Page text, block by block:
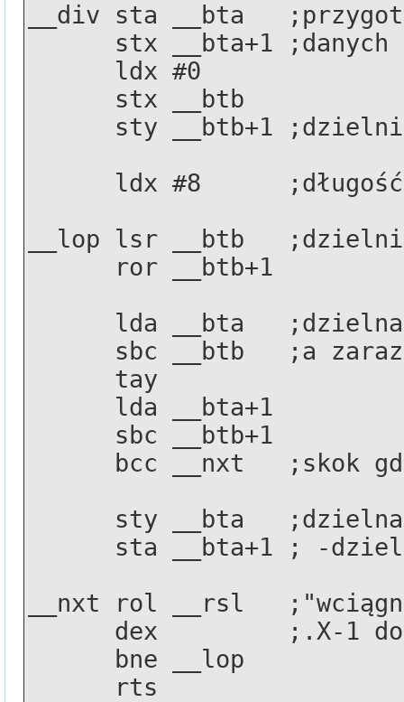
__div sta __bta
      stx __bta+1 ;danych
      ldx #0
      stx __btb
sty __btb+1
ldx #8
__lop lsr __btb
      ror __btb+1
lda __bta
sbc __btb   ;a
      tay
      lda __bta+1
      sbc __btb+1
bcc __nxt
sty __bta
sta __bta+1 ; -
__nxt rol __rsl
dex         ;.X-1
      bne __lop
      rts